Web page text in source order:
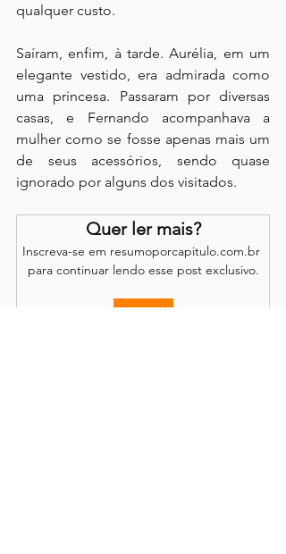
qualquer custo.
Saíram, enfim, à tarde. Aurélia, em um
elegante vestido, era admirada como
uma princesa. Passaram por diversas
casas, e Fernando acompanhava a
mulher como se fosse apenas mais um
de seus acessórios, sendo quase
ignorado por alguns dos visitados.
Quer ler mais?
Inscreva-se em resumoporcapitulo.com.br
para continuar lendo esse post exclusivo.